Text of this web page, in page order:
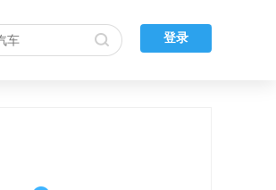
登录